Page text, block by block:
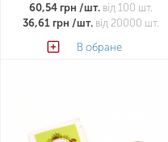
60,54 грн /шт.від 100 шт.
36,61 грн /шт.від 20000 шт.
В обране